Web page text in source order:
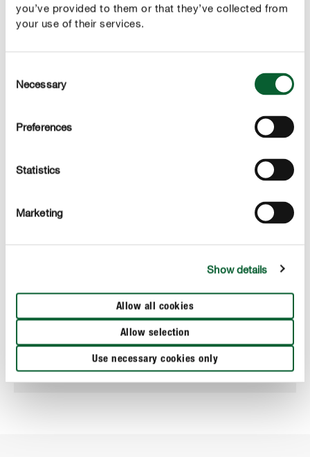
you’ve provided to them or that they’ve collected from
your use of their services.
Selection
Necessary
Preferences
Statistics
Marketing
Show details
Allow all cookies
Allow selection
Use necessary cookies only
COMPO ORGANIC
Naše jednoduché a udržitelné univerzální řešení
COMPO Organické zahradní hnojivo